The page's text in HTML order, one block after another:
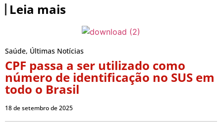
Leia mais
Saúde, Últimas Notícias
CPF passa a ser utilizado como
número de identificação no SUS em
todo o Brasil
18 de setembro de 2025